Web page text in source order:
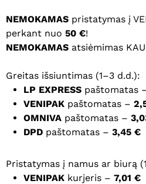
NEMOKAMAS pristatymas į
perkant nuo 50 €!
NEMOKAMAS atsiėmimas
Greitas išsiuntimas (1–3 d.d.):
LP EXPRESS paštomatas
VENIPAK paštomatas –
OMNIVA paštomatas –
DPD paštomatas – 3,45 €
Pristatymas į namus ar biurą
VENIPAK kurjeris – 7,01 €